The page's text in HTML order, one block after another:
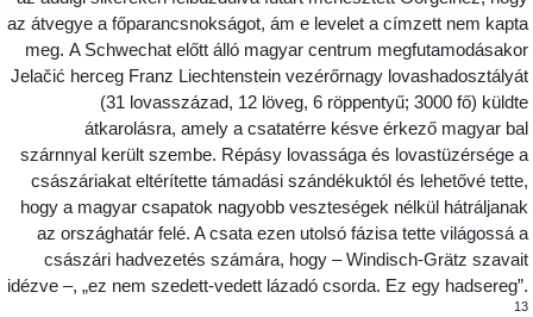
az átvegye a főparancsnokságot, ám e levelet a címzett nem
meg.A Schwechat előtt álló magyar centrum
Jelačić herceg Franz Liechtenstein vezérőrnagy
(31 lovasszázad, 12 löveg, 6 röppentyű; 3000 fő)
átkarolásra, amely a csatatérre késve érkező magyar
szárnnyal került szembe. Répásy lovassága és lovastüzérsége
császáriakat eltérítette támadási szándékuktól éslehetővé
hogy a magyar csapatok nagyobb veszteségek nélkül
az országhatár felé. A csata ezen utolsó fázisa tette világossá
császári hadvezetés számára, hogy – Windisch-Grätz
idézve –, „ez nem szedett-vedett lázadó csorda. Ez egy